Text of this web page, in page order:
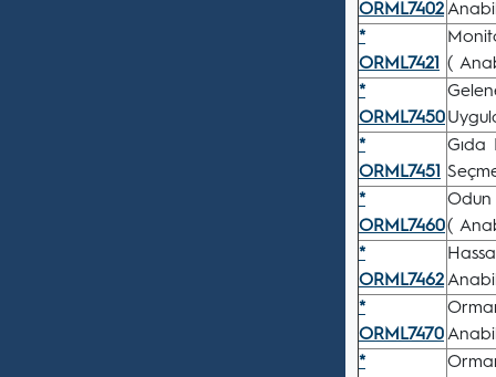
ORML7402
*
ORML7421
(
*
ORML7450
*
ORML7451
Gıda
*
ORML7460
Odun
(
*
ORML7462
*
ORML7470
*